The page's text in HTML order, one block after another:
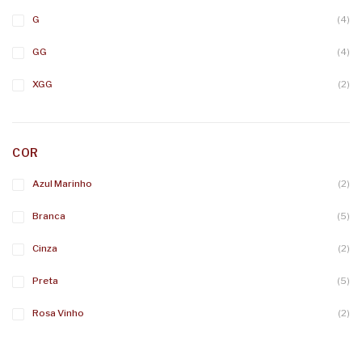
G (4)
GG (4)
XGG (2)
COR
Azul Marinho (2)
Branca (5)
Cinza (2)
Preta (5)
Rosa Vinho (2)